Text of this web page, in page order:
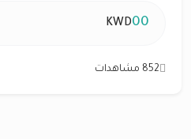
00
KWD
852 مشاهدات